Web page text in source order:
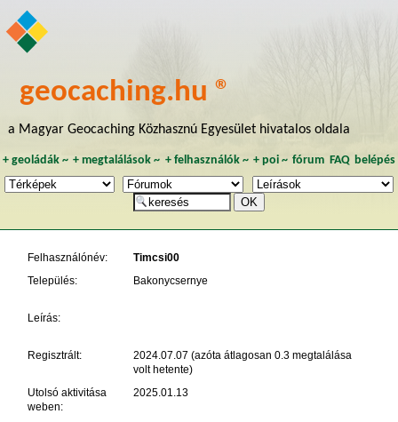
geocaching.hu ®
a Magyar Geocaching Közhasznú Egyesület hivatalos oldala
+ geoládák~ +megtalálások ~ + felhasználók~ + poi~ fórum FAQ belépés
Felhasználónév:
Timcsi00
Település:
Bakonycsernye
Leírás:
Regisztrált:
2024.07.07 (azóta átlagosan 0.3 megtalálása
volt hetente)
Utolsó aktivitása
weben:
2025.01.13